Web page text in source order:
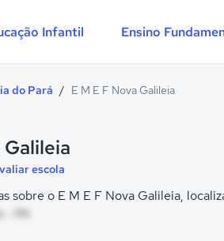
Infantil Ensino
do Pará / E M E F Nova Galileia
Galileia
escola
sobre o E M E F Nova Galileia,
PA